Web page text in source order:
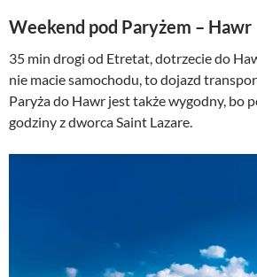
Weekend pod Paryżem – Hawr
35 min drogi od Etretat, dotrzecie do
nie macie samochodu, to dojazd
Paryża do Hawr jest także wygodny, bo
godziny z dworca Saint Lazare.